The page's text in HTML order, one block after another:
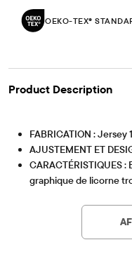
OEKO-TEX®
Product Description
FABRICATION :
AJUSTEMENT ET
CARACTÉRISTIQUES
graphique de licorne
bien ajusté ou
Certifié OEKO-TEX®
Numéro de
This product
substances
tex.com/